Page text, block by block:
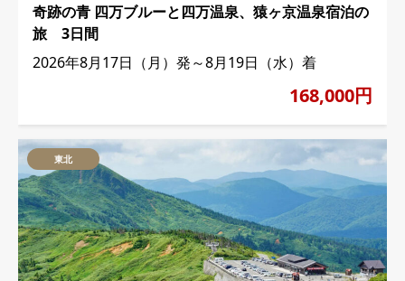
奇跡の青 四万ブルーと四万温泉、猿ヶ京温泉宿泊の
旅 3日間
2026年8月17日（月）発～8月19日（水）着
168,000円
東北